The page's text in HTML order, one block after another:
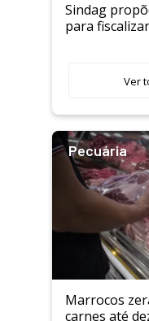
Sindag
para
Ver
Pecuária
Marrocos
carnes até